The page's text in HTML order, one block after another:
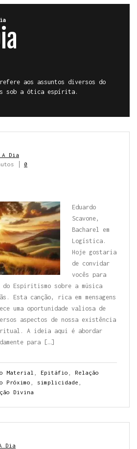
aos assuntos diversos do
sob a ótica espírita.
A Dia
0
Eduardo
Scavone,
Bacharel em
Logística.
Hoje gostaria
de convidar
vocês para
Espiritismo sobre a música
Esta canção, rica em mensagens
uma oportunidade valiosa de
aspectos de nossa existência
A ideia aqui é abordar
para […]
Material Epitáfio
Relação
Próximo simplicidade
Divina
Dia